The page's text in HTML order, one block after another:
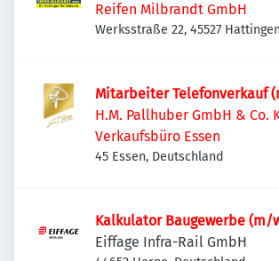
Reifen Milbrandt GmbH
Werksstraße 22, 45527
Mitarbeiter Telefonverkauf
H.M. Pallhuber GmbH & Co.
Verkaufsbüro Essen
45 Essen, Deutschland
Kalkulator Baugewerbe (m/
Eiffage Infra-Rail GmbH